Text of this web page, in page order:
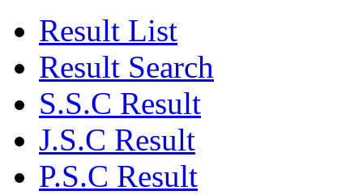
Result List
Result Search
S.S.C Result
J.S.C Result
P.S.C Result